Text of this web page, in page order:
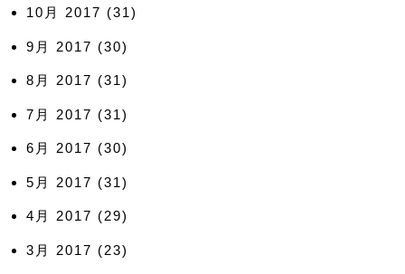
10月 2017 (31)
9月 2017 (30)
8月 2017 (31)
7月 2017 (31)
6月 2017 (30)
5月 2017 (31)
4月 2017 (29)
3月 2017 (23)